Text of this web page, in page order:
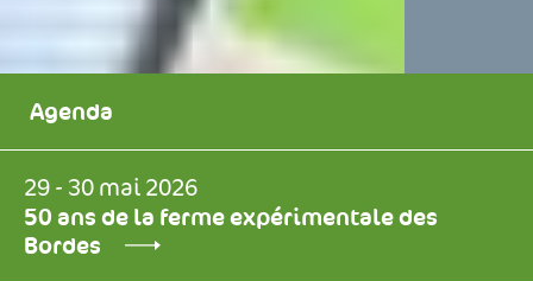
Agenda
29 - 30 mai 2026
50 ans de la ferme expérimentale des
Bordes